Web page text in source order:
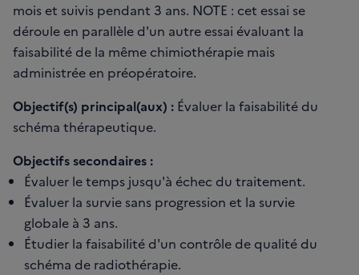
mois et suivis pendant 3 ans. NOTE : cet essai se
déroule en parallèle d'un autre essai évaluant la
faisabilité de la même chimiothérapie mais
administrée en préopératoire.
Objectif(s) principal(aux) : Évaluer la faisabilité du
schéma thérapeutique.
Objectifs secondaires :
Évaluer le temps jusqu'à échec du traitement.
Évaluer la survie sans progression et la survie
globale à 3 ans.
Étudier la faisabilité d'un contrôle de qualité du
schéma de radiothérapie.